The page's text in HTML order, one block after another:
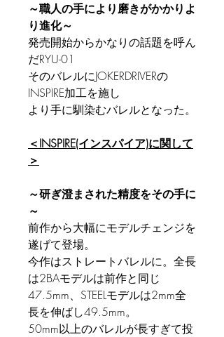
～職人の手により磨きがかかりよ
り進化～
発売開始からかなりの話題を呼ん
だRYU-01
そのバレルにJOKERDRIVERの
INSPIRE加工を施し
より手に馴染むバレルとなった。
＜INSPIRE(インスパイア)に関して
＞
～研ぎ澄まされた精度をその手に
～
前作から大幅にモデルチェンジを
遂げて登場。
今作はストレートバレルに。全長
は2BAモデルは前作と同じ
47.5mm、STEELモデルは2mm全
長を伸ばし49.5mm。
50mm以上のバレルが長すぎて投